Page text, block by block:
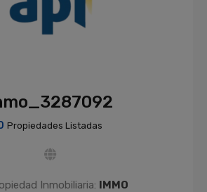
Propiedades Listadas
Inmobiliaria: IMMO